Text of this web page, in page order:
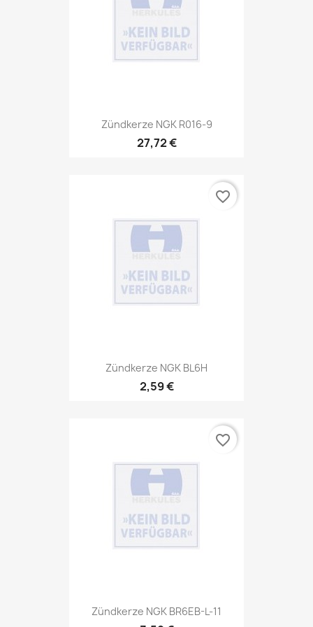
Zündkerze NGK R016-9
27,72 €
Zündkerze NGK BL6H
2,59 €
favorite_border
Zündkerze NGK BR6EB-L-11
favorite_border